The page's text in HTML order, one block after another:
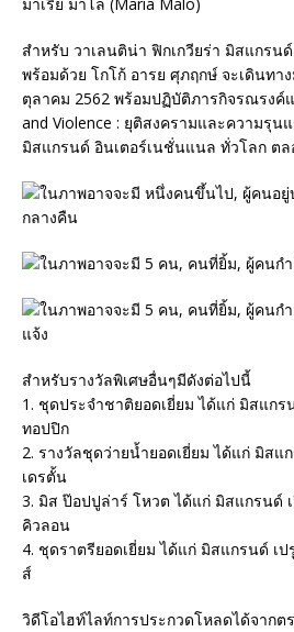
สำหรับ วาเลนติน่า ฟิกเกวียร่า มิสแกรน
พร้อมด้วย โกโก้ อารย ศุภฤกษ์ จะเดินทา
ตุลาคม 2562 พร้อมปฏิบัติภารกิจรณรงค์
and Violence : ยุติสงครามและความรุน
มิสแกรนด์ อินเตอร์เนชั่นแนล ทั่วโลก ตล
สำหรับรางวัลพิเศษอื่นๆมีดังต่อไปนี้
1. ชุดประจำชาติยอดเยี่ยม ได้แก่ มิสแกร
ทอปปิก
2. รางวัลชุดว่ายน้ำยอดเยี่ยม ได้แก่ มิส
เดรตั้น
3. มิส ป๊อปปูล่าร์ โหวต ได้แก่ มิสแกรนด์
คิวลอน
4. ชุดราตรียอดเยี่ยม ได้แก่ มิสแกรนด์ เ
ส์
วิดีโอไฮท์ไลท์การประกวดโหลดได้จากต